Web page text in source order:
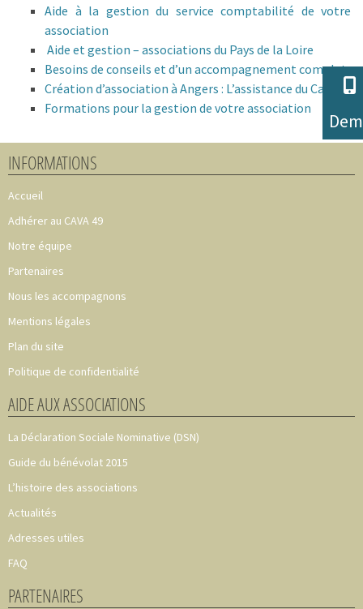
Aide à la gestion du service comptabilité de votre
association
Aide et gestion – associations du Pays de la Loire
Besoins de conseils et d’un accompagnement complet
Création d’association à Angers : L’assistance du Cava49
Formations pour la gestion de votre association
INFORMATIONS
Accueil
Adhérer au CAVA 49
Notre équipe
Partenaires
Nous les accompagnons
Mentions légales
Plan du site
Politique de confidentialité
AIDE AUX ASSOCIATIONS
La Déclaration Sociale Nominative (DSN)
Guide du bénévolat 2015
L’histoire des associations
Actualités
Adresses utiles
FAQ
PARTENAIRES